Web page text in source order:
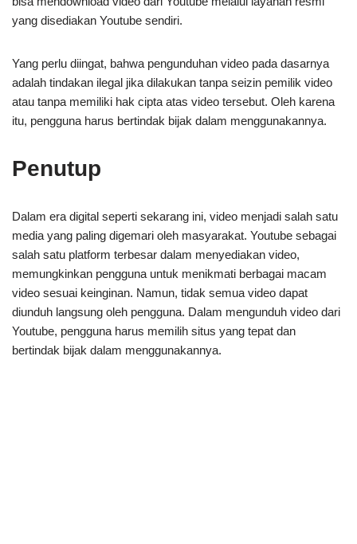
yang disediakan Youtube sendiri.
Yang perlu diingat, bahwa pengunduhan video pada dasarnya
adalah tindakan ilegal jika dilakukan tanpa seizin pemilik video
atau tanpa memiliki hak cipta atas video tersebut. Oleh karena
itu, pengguna harus bertindak bijak dalam menggunakannya.
Penutup
Dalam era digital seperti sekarang ini, video menjadi salah satu
media yang paling digemari oleh masyarakat. Youtube sebagai
salah satu platform terbesar dalam menyediakan video,
memungkinkan pengguna untuk menikmati berbagai macam
video sesuai keinginan. Namun, tidak semua video dapat
diunduh langsung oleh pengguna. Dalam mengunduh video dari
Youtube, pengguna harus memilih situs yang tepat dan
bertindak bijak dalam menggunakannya.